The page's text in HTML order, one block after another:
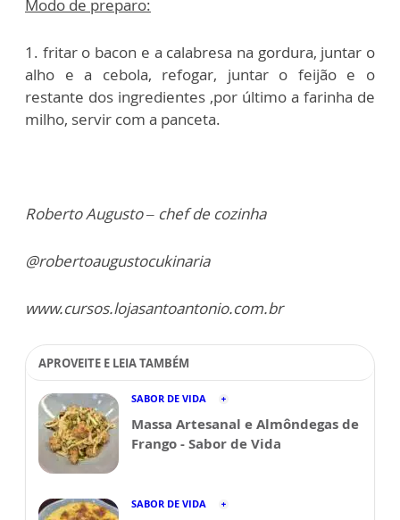
Modo de preparo:
1. fritar o bacon e a calabresa na gordura, juntar o
alho e a cebola, refogar, juntar o feijão e o
restante dos ingredientes ,por último a farinha de
milho, servir com a panceta.
Roberto Augusto – chef de cozinha
@robertoaugustocukinaria
www.cursos.lojasantoantonio.com.br
APROVEITE E LEIA TAMBÉM
SABOR DE VIDA
Massa Artesanal e Almôndegas de
Frango - Sabor de Vida
SABOR DE VIDA